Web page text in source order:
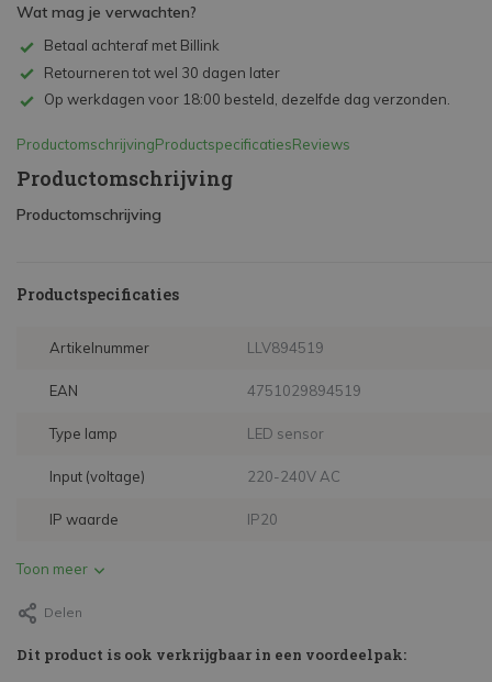
Wat mag je verwachten?
Betaal achteraf met Billink
Retourneren tot wel 30 dagen later
Op werkdagen voor 18:00 besteld, dezelfde dag verzonden.
ProductomschrijvingProductspecificatiesReviews
Productomschrijving
Productomschrijving
Productspecificaties
Artikelnummer LLV894519
EAN 4751029894519
Type lamp LED sensor
Input (voltage) 220-240V AC
IP waarde IP20
Toon meer
Delen
Dit product is ook verkrijgbaar in een voordeelpak: